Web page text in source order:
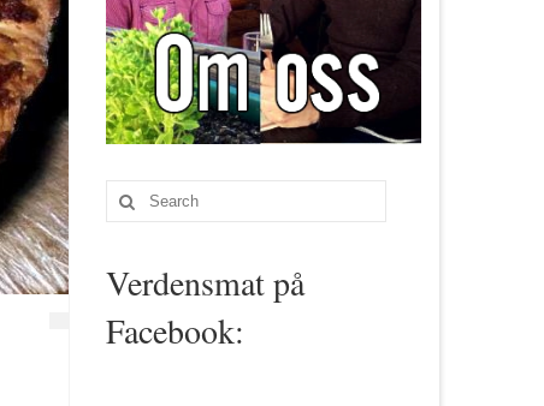
Search
for:
Verdensmat på
Facebook: